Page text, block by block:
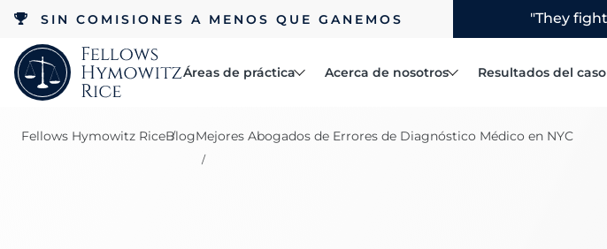
SIN COMISIONES A MENOS QUE GANEMOS
Áreas de práctica Acerca de nosotros
Steven R. Hymowitz
Reseñas
Resultados del caso
Fellows Hymowitz RiceBlogMejores Abogados de Errores de Diagnóstico Médico en NYC